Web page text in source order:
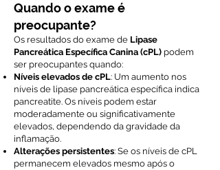
Quando o exame é
preocupante?
Os resultados do exame de Lipase
Pancreática Específica Canina (cPL) podem
ser preocupantes quando:
Níveis elevados de cPL: Um aumento nos
níveis de lipase pancreática específica indica
pancreatite. Os níveis podem estar
moderadamente ou significativamente
elevados, dependendo da gravidade da
inflamação.
Alterações persistentes: Se os níveis de cPL
permanecem elevados mesmo após o